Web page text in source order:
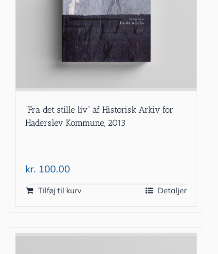
”Fra det stille liv” af Historisk Arkiv for
Haderslev Kommune, 2013
kr. 100.00
Tilføj til kurv Detaljer